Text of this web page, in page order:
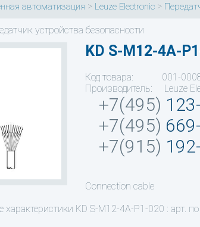
автоматизация > Leuze Electronic >
устройства безопасности
KD S-M12-4A-
Код товара: 001-
Производитель: Leuze
+7(495)
+7(495)
+7(915)
Connection cable
характеристики KD S-M12-4A-P1-020 : арт.